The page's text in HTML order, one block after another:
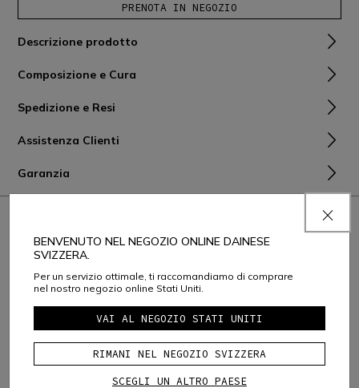
PRENOTA IN NEGOZIO
Descrizione prodotto
Composizione e Cura
Spedizione e Resi
Assistenza Clienti
Garanzia
BENVENUTO NEL NEGOZIO ONLINE DAINESE
SVIZZERA.
Per un servizio ottimale, ti raccomandiamo di comprare
nel nostro negozio online Stati Uniti.
VAI AL NEGOZIO STATI UNITI
RIMANI NEL NEGOZIO SVIZZERA
SCEGLI UN ALTRO PAESE